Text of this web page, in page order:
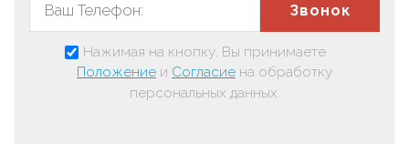
Звонок
Нажимая на кнопку, Вы принимаете
Положение и Согласие на обработку
персональных данных.